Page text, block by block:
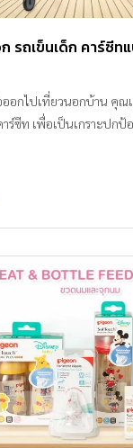
รถเข็นเด็ก คาร์ซีท
ออกไปเที่ยวนอกบ้าน คุ
ร์ซีท เพื่อเป็นเกราะปก